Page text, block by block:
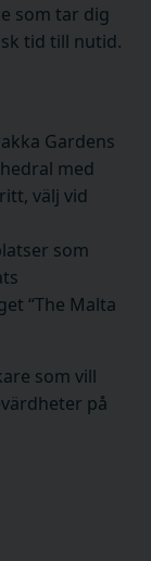
som tar dig
tid till nutid.
Gardens
med
välj vid
som
“The Malta
som vill
på